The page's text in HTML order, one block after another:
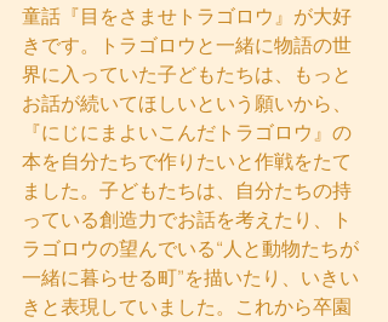
童話『目をさませトラゴロウ』が大好
きです。トラゴロウと一緒に物語の世
界に入っていた子どもたちは、もっと
お話が続いてほしいという願いから、
『にじにまよいこんだトラゴロウ』の
本を自分たちで作りたいと作戦をたて
ました。子どもたちは、自分たちの持
っている創造力でお話を考えたり、ト
ラゴロウの望んでいる“人と動物たちが
一緒に暮らせる町”を描いたり、いきい
きと表現していました。これから卒園